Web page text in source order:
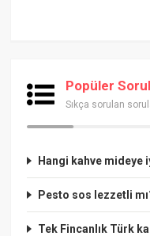
Popüler
Sıkça sorulan
Hangi kahve mideye
Pesto sos lezzetli
Tek Fincanlık Türk